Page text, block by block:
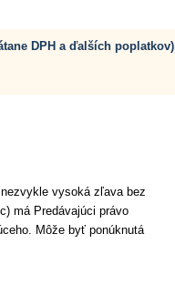
DPH a ďalších
vysoká zľava bez
má Predávajúci právo
Môže byť ponúknutá